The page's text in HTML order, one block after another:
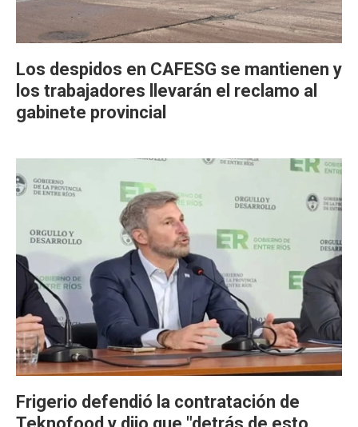
Los despidos en CAFESG se mantienen y
los trabajadores llevarán el reclamo al
gabinete provincial
Frigerio defendió la contratación de